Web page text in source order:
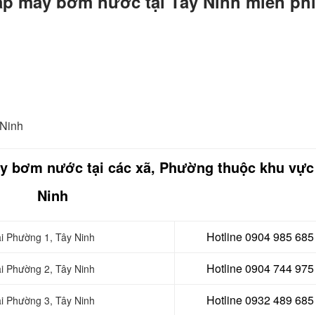
bơm nước tại các xã, Phường thuộc khu vực
Ninh
Phường 1, Tây Ninh Hotline 0904 985 685
Phường 2, Tây Ninh Hotline 0904 744 975
Phường 3, Tây Ninh Hotline 0932 489 685